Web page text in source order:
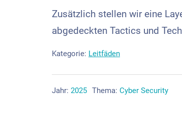
Zusätzlich stellen wir eine
abgedeckten Tactics und
Kategorie: Leitfäden
Jahr: 2025 Thema: Cyber Security